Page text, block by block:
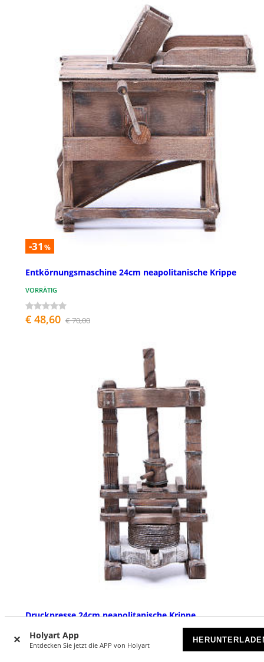
Holyart App
Entdecken Sie jetzt die APP von Holyart
-31 %
Entkörnungsmaschine 24cm neapolitanische Krippe
VORRÄTIG
€ 48,60 € 70,00
Druckpresse 24cm neapolitanische Krippe
VORRÄTIG